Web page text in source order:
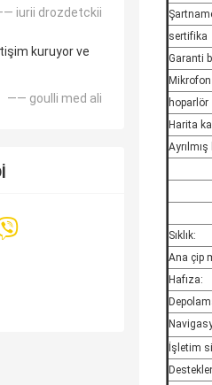
iurii drozdetckii
kuruyor ve
—— goulli med ali
sertifika
Garanti
Mikrofon
hoparlör
Harita
Sıklık:
Ana çip
Hafıza:
İşletim